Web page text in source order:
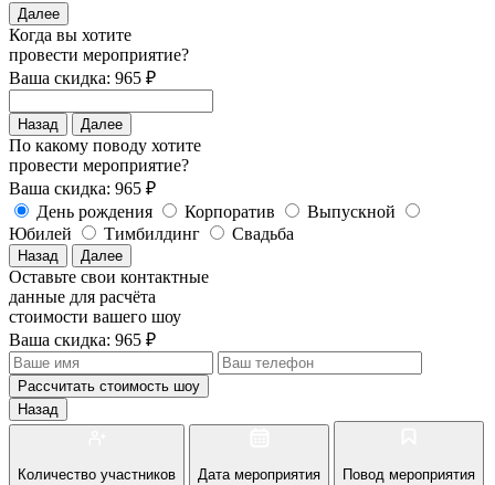
Далее
Когда вы хотите
провести мероприятие?
Ваша скидка: 965 ₽
Назад Далее
По какому поводу хотите
провести мероприятие?
Ваша скидка: 965 ₽
День рождения
Корпоратив
Выпускной
Юбилей
Тимбилдинг Свадьба
Назад Далее
Оставьте свои контактные
данные для расчёта
стоимости вашего шоу
Ваша скидка: 965 ₽
Рассчитать стоимость шоу
Назад
Количество участников Дата мероприятия Повод мероприятия